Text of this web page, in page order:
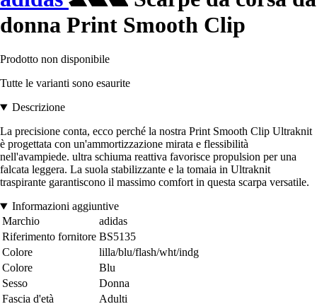
donna Print Smooth Clip
Prodotto non disponibile
Tutte le varianti sono esaurite
Descrizione
La precisione conta, ecco perché la nostra Print Smooth Clip Ultraknit
è progettata con un'ammortizzazione mirata e flessibilità
nell'avampiede. ultra schiuma reattiva favorisce propulsion per una
falcata leggera. La suola stabilizzante e la tomaia in Ultraknit
traspirante garantiscono il massimo comfort in questa scarpa versatile.
Informazioni aggiuntive
Marchio
adidas
Riferimento fornitore BS5135
Colore
lilla/blu/flash/wht/indg
Colore
Blu
Sesso
Donna
Fascia d'età
Adulti